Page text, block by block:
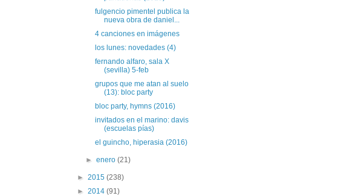
fulgencio pimentel publica la
nueva obra de daniel...
4 canciones en imágenes
los lunes: novedades (4)
fernando alfaro, sala X
(sevilla) 5-feb
grupos que me atan al suelo
(13): bloc party
bloc party, hymns (2016)
invitados en el marino: davis
(escuelas pías)
el guincho, hiperasia (2016)
►enero(21)
► 2015 (238)
► 2014 (91)